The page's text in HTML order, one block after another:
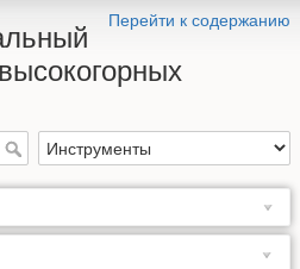
Перейти к содержанию